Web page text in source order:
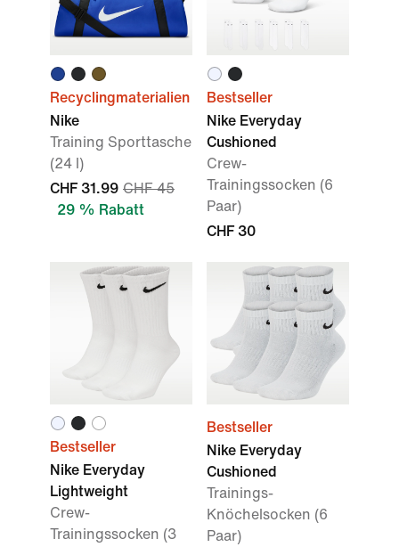
Recyclingmaterialien
Nike
Training Sporttasche
(24 l)
CHF 31.99 CHF 45
29 % Rabatt
Bestseller
Nike Everyday
Cushioned
Crew-
Trainingssocken (6
Paar)
CHF 30
Bestseller
Nike Everyday
Lightweight
Crew-
Trainingssocken (3
Bestseller
Nike Everyday
Cushioned
Trainings-
Knöchelsocken (6
Paar)